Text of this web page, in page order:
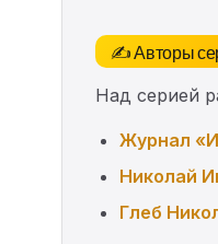
✍️ Авторы
Над серией
Журнал
Николай
Глеб